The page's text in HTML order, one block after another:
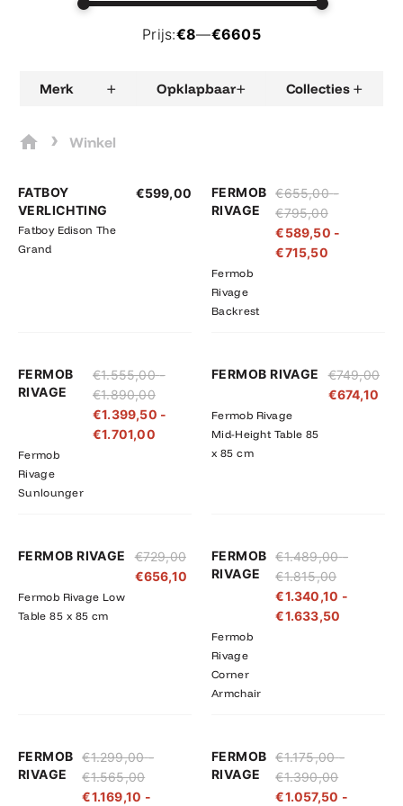
Prijs:€8—€6605
Merk + Opklapbaar+ Collecties +
› Winkel
FATBOY
VERLICHTING
Fatboy Edison The
Grand
€599,00
FERMOB
RIVAGE
Fermob
Rivage
Backrest
€655,00 -
€795,00
€655,00
tot
€795,00
€589,50 -
€715,50
€589,50
tot
€715,50
FERMOB
RIVAGE
Fermob
Rivage
Sunlounger
€1.555,00 -
€1.890,00
€1.555,00
tot
€1.890,00
€1.399,50 -
€1.701,00
€1.399,50
tot
€1.701,00
FERMOB RIVAGE
Fermob Rivage
Mid-Height Table 85
x 85 cm
€749,00
€674,10
FERMOB RIVAGE
Fermob Rivage Low
Table 85 x 85 cm
€729,00
€656,10
FERMOB
RIVAGE
Fermob
Rivage
Corner
Armchair
€1.489,00 -
€1.815,00
€1.489,00
tot
€1.815,00
€1.340,10 -
€1.633,50
€1.340,10
FERMOB
RIVAGE
€1.299,00 -
€1.565,00
€1.299,00
tot
€1.565,00
€1.169,10 -
€1.169,10
€1.408,50
FERMOB
RIVAGE
€1.175,00 -
€1.390,00
€1.175,00
tot
€1.390,00
€1.057,50 -
€1.057,50
tot
€1.251,00